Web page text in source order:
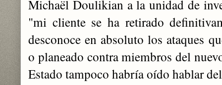
Michaël Doulikian a la unidad de
"mi cliente se ha retirado
desconoce en absoluto los ataques
o planeado contra miembros del
Estado tampoco habría oído hablar